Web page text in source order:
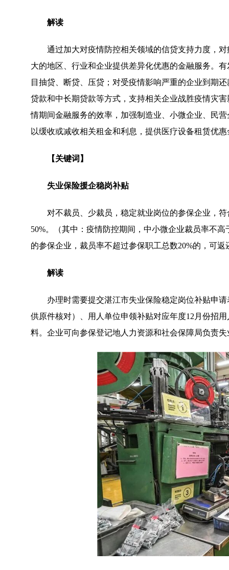
解读
通过加大对疫情防控相关领域的信贷支持力度，
大的地区、行业和企业提供差异化优惠的金融服务。
目抽贷、断贷、压贷；对受疫情影响严重的企业到期
贷款和中长期贷款等方式，支持相关企业战胜疫情灾
情期间金融服务的效率，加强制造业、小微企业、民
以缓收或减收相关租金和利息，提供医疗设备租赁优
【关键词】
失业保险援企稳岗补贴
对不裁员、少裁员，稳定就业岗位的参保企业，
50%。（其中：疫情防控期间，中小微企业裁员率不
的参保企业，裁员率不超过参保职工总数20%的，可
解读
办理时需要提交湛江市失业保险稳定岗位补贴申
供原件核对）、用人单位申领补贴对应年度12月份招
料。企业可向参保登记地人力资源和社会保障局负责